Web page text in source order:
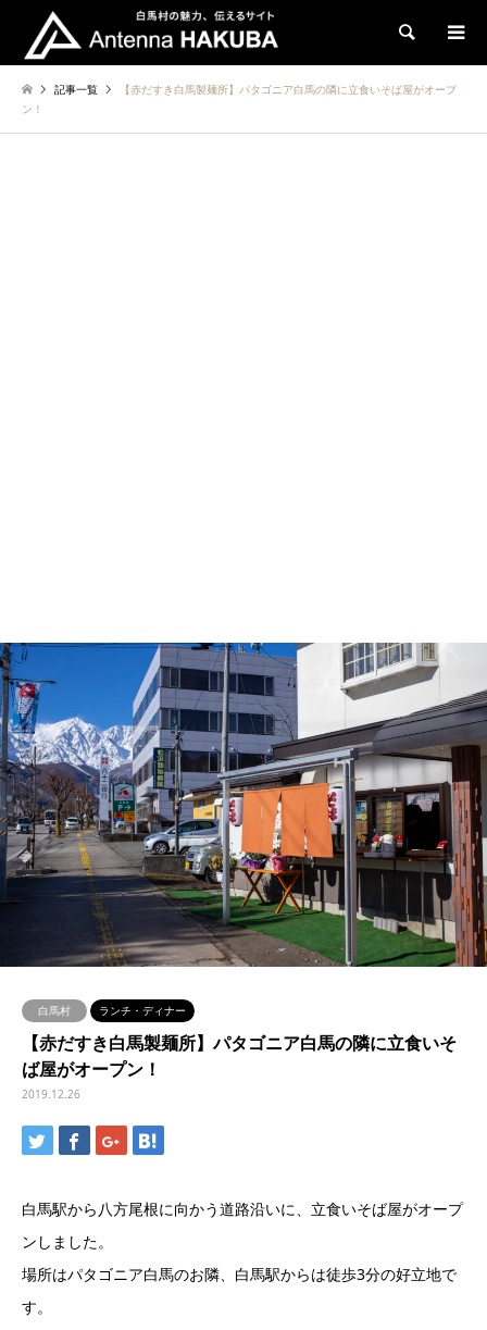
検索
記事一覧
【赤だすき白馬製麺所】パタゴニア白馬の隣に立食いそば屋がオープ
ン！
白馬村 ランチ・ディナー
【赤だすき白馬製麺所】パタゴニア白馬の隣に立食いそ
ば屋がオープン！
2019.12.26
白馬駅から八方尾根に向かう道路沿いに、立食いそば屋がオープ
ンしました。
場所はパタゴニア白馬のお隣、白馬駅からは徒歩3分の好立地で
す。